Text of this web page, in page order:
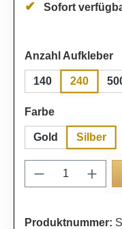
Sofort
Anzahl Aufkleber
140 240
Farbeauswählen
Gold Silber
Produkt
Produktnummer: